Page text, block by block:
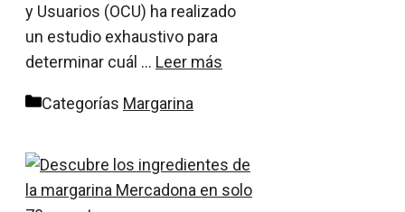
y Usuarios (OCU) ha realizado
un estudio exhaustivo para
determinar cuál … Leer más
Categorías Margarina